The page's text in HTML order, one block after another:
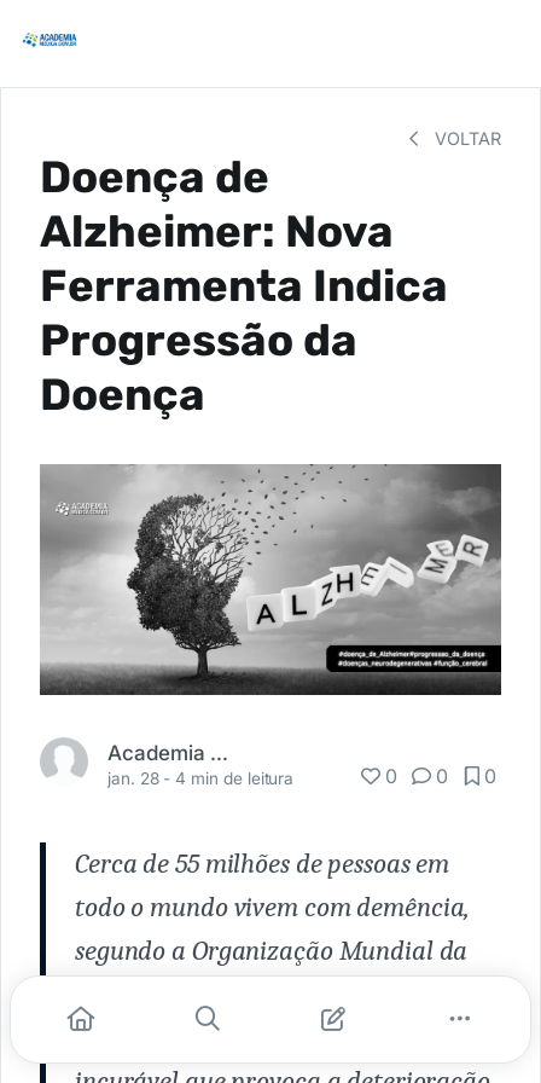
VOLTAR
Doença de
Alzheimer: Nova
Ferramenta Indica
Progressão da
Doença
Academia Médica
jan. 28 -4 min de leitura 0 0 0
Cerca de 55 milhões de pessoas em
todo o mundo vivem com demência,
segundo a Organização Mundial da
doença de Alzheimer, uma condição